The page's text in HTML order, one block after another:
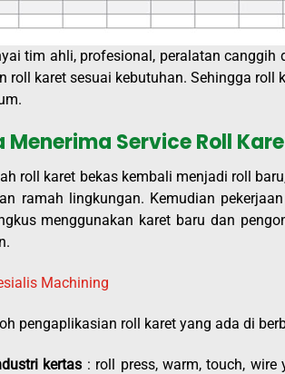
tim ahli, profesional, peralatan
roll karet sesuai kebutuhan. Sehingga
Menerima Service Roll
roll karet bekas kembali menjadi roll
ramah lingkungan. Kemudian
menggunakan karet baru dan
Machining
pengaplikasian roll karet yang ada di
kertas : roll press, warm, touch,